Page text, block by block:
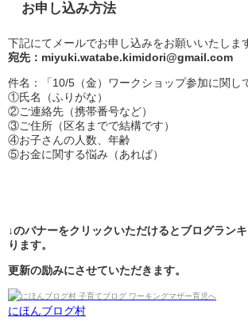
お申し込み方法
下記にてメールでお申し込みをお願いいたしま
宛先：miyuki.watabe.kimidori@gmail.com
件名：「10/5（金）ワークショップ参加に関し
①氏名（ふりがな）
②ご連絡先（携帯番号など）
③ご住所（区名までで結構です）
④お子さんの人数、年齢
⑤お金に関する悩み（あれば）
↓のバナーをクリックいただけるとブログラン
ります。
更新の励みにさせていただきます。
にほんブログ村